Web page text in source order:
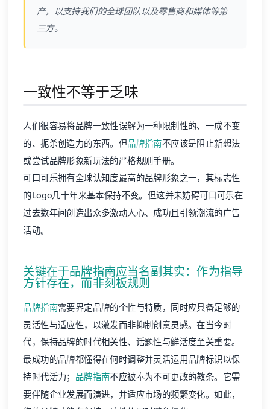
产，以支持我们的全球团队以及零售商和媒体等第
三方。
一致性不等于乏味
人们很容易将品牌一致性误解为一种限制性的、一成不变
的、扼杀创造力的东西。但品牌指南不应该是阻止新想法
或尝试品牌形象新玩法的严格规则手册。
可口可乐拥有全球认知度最高的品牌形象之一，其标志性
的Logo几十年来基本保持不变。但这并未妨碍可口可乐在
过去数年间创造出众多激动人心、成功且引领潮流的广告
活动。
关键在于品牌指南应当名副其实：作为指导
方针存在，而非刻板规则
品牌指南需要界定品牌的个性与特质，同时应具备足够的
灵活性与适应性，以激发而非抑制创意灵感。在当今时
代，保持品牌的时代相关性、话题性与鲜活度至关重要。
最成功的品牌都懂得在何时调整并灵活运用品牌标识以保
持时代活力； 品牌指南不应被奉为不可更改的教条。它需
要伴随企业发展而演进，并适应市场的频繁变化。如此，